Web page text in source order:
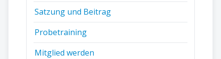
Satzung und Beitrag
Probetraining
Mitglied werden